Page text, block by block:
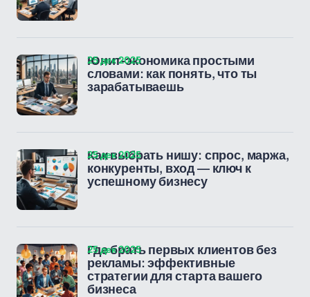
Юнит-экономика простыми
словами: как понять, что ты
зарабатываешь
25 дек 2025
Как выбрать нишу: спрос, маржа,
конкуренты, вход — ключ к
успешному бизнесу
25 дек 2025
Где брать первых клиентов без
рекламы: эффективные
стратегии для старта вашего
бизнеса
25 дек 2025